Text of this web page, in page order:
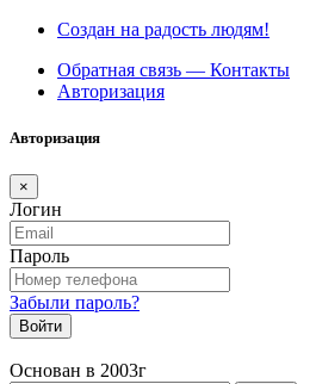
Создан на радость людям!
Обратная связь — Контакты
Авторизация
Авторизация
×
Логин
Пароль
Забыли пароль?
Войти
Основан в 2003г